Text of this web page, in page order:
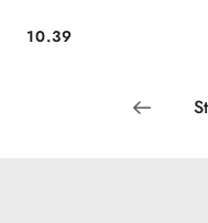
Cena:
10.39